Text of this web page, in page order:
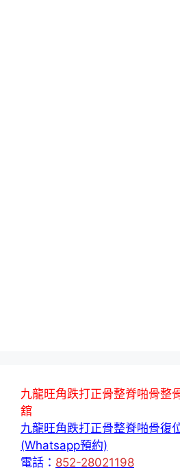
九龍旺角跌打正骨整脊啪骨整
舘
九龍旺角跌打正骨整脊啪骨復
(Whatsapp預約)
電話： 852-28021198